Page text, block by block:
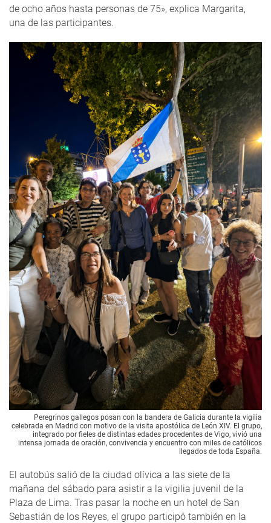
de ocho años hasta personas de 75», explica Margarita,
una de las participantes.
Peregrinos gallegos posan con la bandera de Galicia durante la vigilia
celebrada en Madrid con motivo de la visita apostólica de León XIV. El grupo,
integrado por fieles de distintas edades procedentes de Vigo, vivió una
intensa jornada de oración, convivencia y encuentro con miles de católicos
llegados de toda España.
El autobús salió de la ciudad olívica a las siete de la
mañana del sábado para asistir a la vigilia juvenil de la
Plaza de Lima. Tras pasar la noche en un hotel de San
Sebastián de los Reyes, el grupo participó también en la